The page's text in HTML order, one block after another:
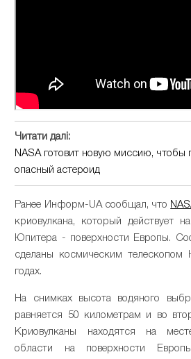
Читати далі:
NASA готовит новую миссию, чтобы
опасный астероид
Ранее Информ-UA сообщал, что
криовулкана, который действует
Юпитера - поверхности Европы.
сделаны космическим
годах.
На снимках высота водяного
равняется 50 километрам и во
Криовулканы находятся на
области на поверхности